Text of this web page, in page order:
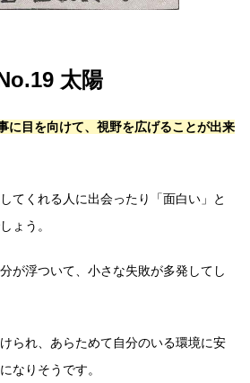
太陽
に目を向けて、視野を広げることが出来
てくれる人に出会ったり「面白い」と
ょう。
が浮ついて、小さな失敗が多発してし
られ、あらためて自分のいる環境に安
なりそうです。